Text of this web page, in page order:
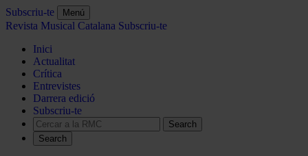
Subscriu-te Menú
Revista Musical Catalana Subscriu-te
Inici
Actualitat
Crítica
Entrevistes
Darrera edició
Subscriu-te
Search